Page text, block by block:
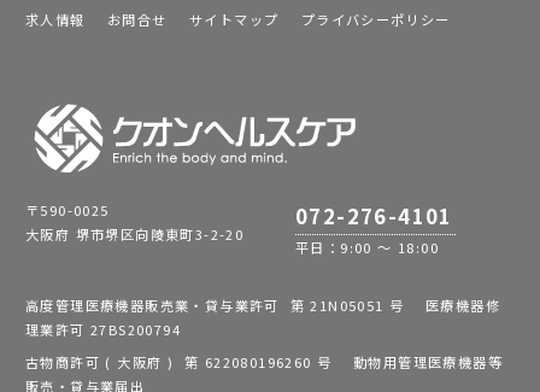
求人情報
お問合せ サイトマップ プライバシーポリシー
〒590-0025
大阪府 堺市堺区向陵東町3-2-20
072-276-4101
平日：9:00 ～ 18:00
高度管理医療機器販売業・貸与業許可 第 21N05051 号 医療機器修
理業許可 27BS200794
古物商許可 ( 大阪府 ) 第 622080196260 号 動物用管理医療機器等
販売・貸与業届出